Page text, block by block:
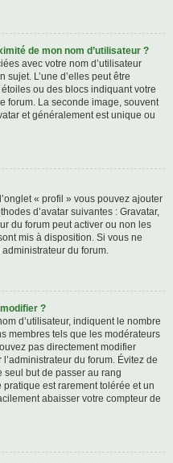
de mon nom d’utilisateur ?
avec votre nom d’utilisateur
sujet. L’une d’elles peut être
ou des blocs indiquant votre
forum. La seconde image, souvent
et généralement est unique ou
« profil » vous pouvez ajouter
d’avatar suivantes : Gravatar,
du forum peut activer ou non les
mis à disposition. Si vous ne
du forum.
?
d’utilisateur, indiquent le nombre
membres tels que les modérateurs
pas directement modifier
l’administrateur du forum. Évitez de
seul but de passer au rang
est rarement tolérée et un
abaisser votre compteur de